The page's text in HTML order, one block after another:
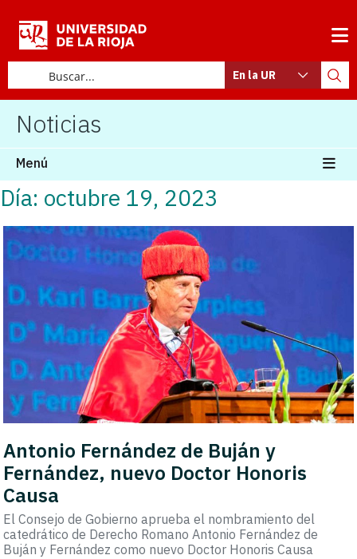
En la UR
Noticias
Menú
Día: octubre 19, 2023
Antonio Fernández de Buján y
Fernández, nuevo Doctor Honoris
Causa
El Consejo de Gobierno aprueba el nombramiento del
catedrático de Derecho Romano Antonio Fernández de
Buján y Fernández como nuevo Doctor Honoris Causa